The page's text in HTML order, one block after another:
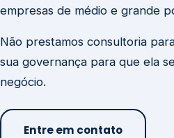
empresas de médio e grande
Não prestamos consultoria
sua governança para que ela
negócio.
Entre em contato